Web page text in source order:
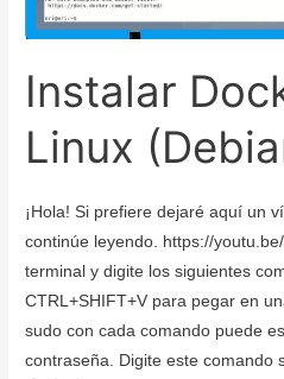
Instalar
Linux
¡Hola! Si prefiere dejaré aquí un
continúe leyendo. https://
terminal y digite los siguientes
CTRL+SHIFT+V para pegar en
sudo con cada comando puede
contraseña. Digite este comando